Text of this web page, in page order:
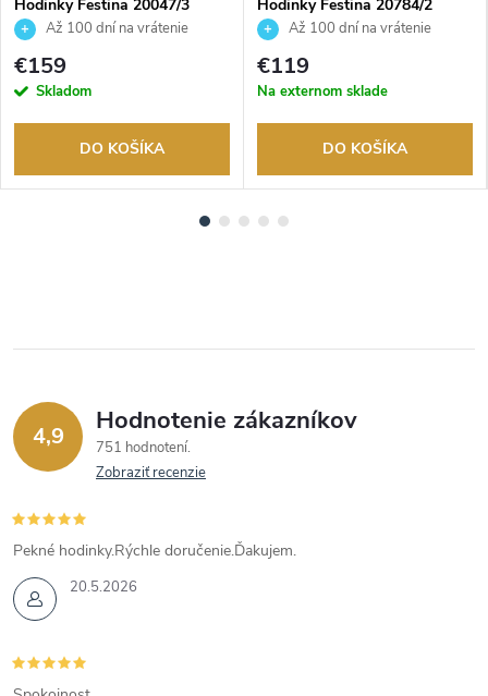
Hodinky Festina 20047/3
Až 100 dní na vrátenie
tovaru. Autorizovaný predajca.
€159
Skladom
DO KOŠÍKA
Hodinky Festina 20784/2
Až 100 dní na vrátenie
tovaru. Autorizovaný predajca.
€119
Na externom sklade
DO KOŠÍKA
4,9 Hodnotenie zákazníkov
751 hodnotení
Zobraziť recenzie
20.5.2026
Pekné hodinky.Rýchle doručenie.Ďakujem.